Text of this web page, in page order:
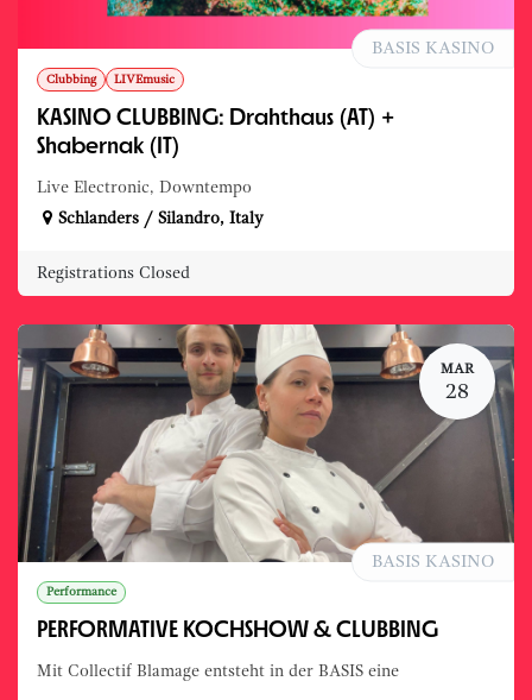
Clubbing LIVEmusic
KASINO CLUBBING: Drahthaus (AT) +
Shabernak (IT)
Live Electronic, Downtempo
BASIS KASINO
Schlanders / Silandro, Italy
Registrations Closed
MAR
28
Performance
PERFORMATIVE KOCHSHOW & CLUBBING
Mit Collectif Blamage entsteht in der BASIS eine
BASIS KASINO